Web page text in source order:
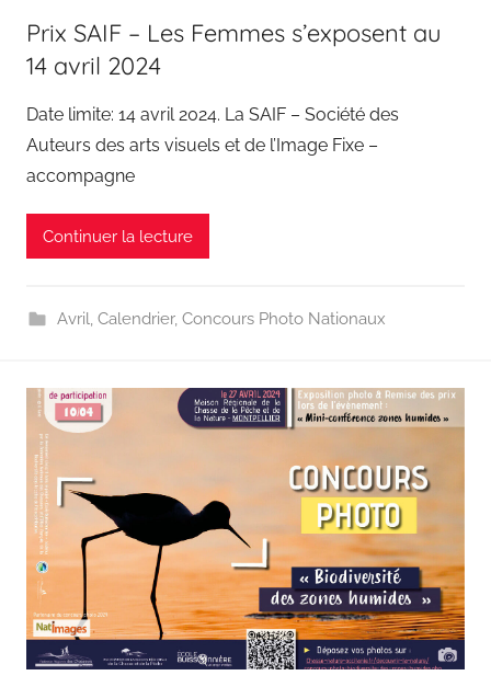
Prix SAIF – Les Femmes s’exposent au
14 avril 2024
Date limite: 14 avril 2024. La SAIF – Société des
Auteurs des arts visuels et de l’Image Fixe –
accompagne
Continuer la lecture
Avril, Calendrier, Concours Photo Nationaux